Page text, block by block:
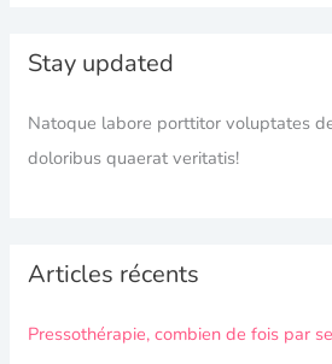
Stay updated
Natoque labore porttitor voluptates
doloribus quaerat veritatis!
Articles récents
Pressothérapie, combien de fois par